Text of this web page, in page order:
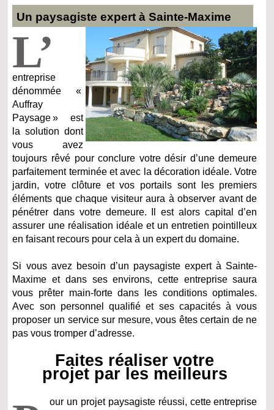
Un paysagiste expert à Sainte-Maxime
L’
entreprise
dénommée «
Auffray
Paysage » est
la solution dont
vous avez
toujours rêvé pour conclure votre désir d’une demeure
parfaitement terminée et avec la décoration idéale. Votre
jardin, votre clôture et vos portails sont les premiers
éléments que chaque visiteur aura à observer avant de
pénétrer dans votre demeure. Il est alors capital d’en
assurer une réalisation idéale et un entretien pointilleux
en faisant recours pour cela à un expert du domaine.
Si vous avez besoin d’un paysagiste expert à Sainte-
Maxime et dans ses environs, cette entreprise saura
vous prêter main-forte dans les conditions optimales.
Avec son personnel qualifié et ses capacités à vous
proposer un service sur mesure, vous êtes certain de ne
pas vous tromper d’adresse.
Faites réaliser votre
projet par les meilleurs
our un projet paysagiste réussi, cette entreprise